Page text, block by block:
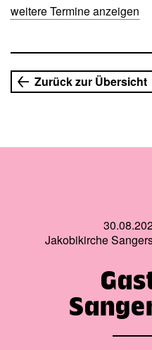
weitere Termine anzeigen
Zurück zur Übersicht
Jakobikirche